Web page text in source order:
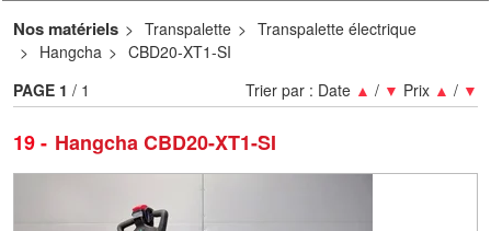
Nos matériels Transpalette
Transpalette électrique
Hangcha
CBD20-XT1-SI
19 Hangcha CBD20-XT1-SI
Trier par : Date ▲ / ▼ Prix ▲ / ▼
PAGE 1 / 1